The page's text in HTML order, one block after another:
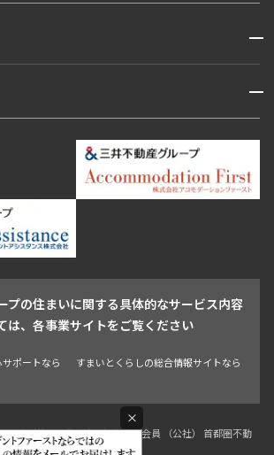
開閉
谷・神楽坂・飯田橋
三田・芝・浜松町
月島・勝どき・豊洲
本郷・春日・小石川
高田馬場・早稲田
中野・荻窪
祐天寺・学芸大学・自由が丘
成城・砧
大手町 新宿 品川
目黒・中目黒
開閉
江東区 台東区 墨田区
中野区
練馬区 荒川区
足立区
プの住まいに関する具体的なサービス内容
は、各事業サイトをご覧ください
すまいとくらしの総合情報サイトなら
×